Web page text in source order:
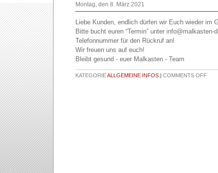
Montag, den 8. März 2021
Liebe Kunden, endlich dürfen wir Euch wieder im
Bitte bucht euren “Termin” unter info@malkasten-
Telefonnummer für den Rückruf an!
Wir freuen uns auf euch!
Bleibt gesund - euer Malkasten - Team
KATEGORIEALLGEMEINE INFOS | COMMENTS OFF